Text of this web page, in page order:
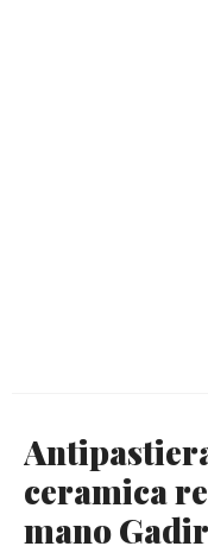
ceramica
mano Gadir